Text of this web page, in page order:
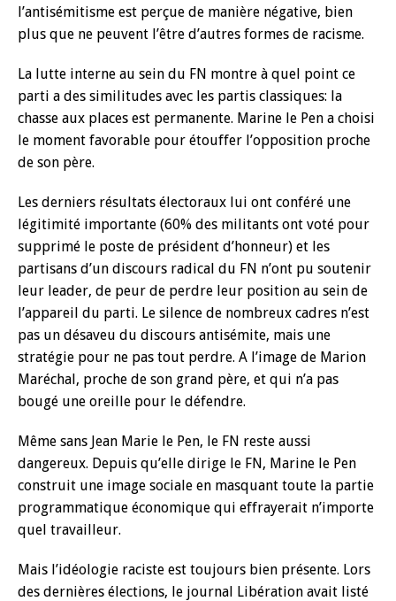
l’antisémitisme est perçue de manière négative, bien
plus que ne peuvent l’être d’autres formes de racisme.
La lutte interne au sein du FN montre à quel point ce
parti a des similitudes avec les partis classiques: la
chasse aux places est permanente. Marine le Pen a choisi
le moment favorable pour étouffer l’opposition proche
de son père.
Les derniers résultats électoraux lui ont conféré une
légitimité importante (60% des militants ont voté pour
supprimé le poste de président d’honneur) et les
partisans d’un discours radical du FN n’ont pu soutenir
leur leader, de peur de perdre leur position au sein de
l’appareil du parti. Le silence de nombreux cadres n’est
pas un désaveu du discours antisémite, mais une
stratégie pour ne pas tout perdre. A l’image de Marion
Maréchal, proche de son grand père, et qui n’a pas
bougé une oreille pour le défendre.
Même sans Jean Marie le Pen, le FN reste aussi
dangereux. Depuis qu’elle dirige le FN, Marine le Pen
construit une image sociale en masquant toute la partie
programmatique économique qui effrayerait n’importe
quel travailleur.
Mais l’idéologie raciste est toujours bien présente. Lors
des dernières élections, le journal Libération avait listé